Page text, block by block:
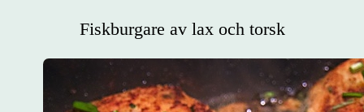
Fiskburgare av lax och torsk